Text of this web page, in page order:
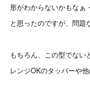
形がわからないかもなぁ
と思ったのですが、問題
もちろん、この型でない
レンジOKのタッパーや